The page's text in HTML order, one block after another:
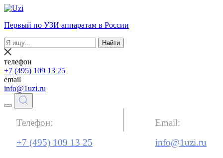
Первый по УЗИ аппаратам в России
Найти
телефон
+7 (495) 109 13 25
email
info@1uzi.ru
Телефон:
+7 (495) 109 13 25
Email:
info@1uzi.ru